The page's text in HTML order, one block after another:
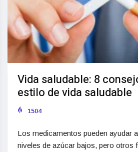
Vida saludable: 8
estilo de vida saludable
1504
Los medicamentos pueden ayudar
niveles de azúcar bajos, pero otros